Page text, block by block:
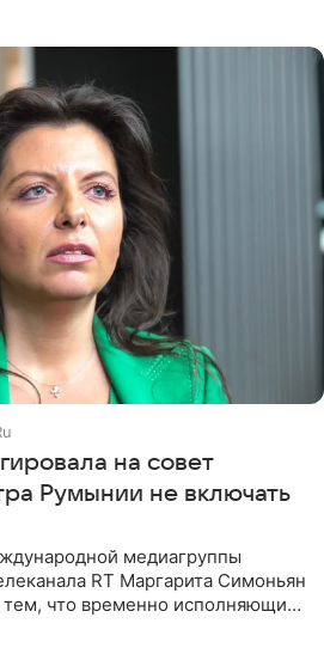
на совет
Румынии не включать
медиагруппы
RT Маргарита Симоньян
тем, что временно исполняющий